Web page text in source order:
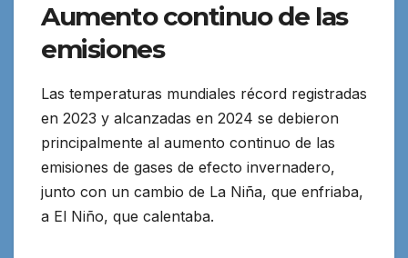
Aumento continuo de las
emisiones
Las temperaturas mundiales récord registradas
en 2023 y alcanzadas en 2024 se debieron
principalmente al aumento continuo de las
emisiones de gases de efecto invernadero,
junto con un cambio de La Niña, que enfriaba,
a El Niño, que calentaba.